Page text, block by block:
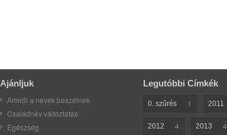
Ajánljuk
Amiről a nevek beszélnek
Családnév változtatás
Egészség
Legutóbbi Címkék
0. szűrés 1 2011
2012 4 2013 4